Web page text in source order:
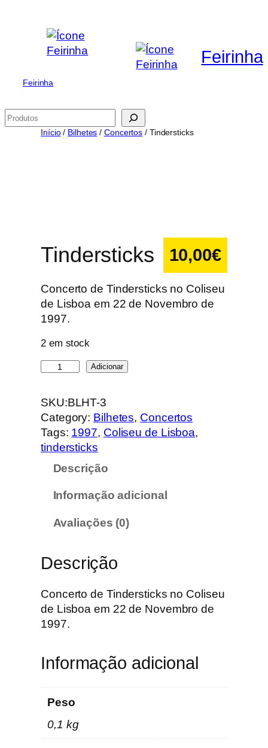
conteúdo
Feirinha
Feirinha
Pesquisar
Início/ Bilhetes /Concertos / Tindersticks
Tindersticks 10,00€
Concerto de Tindersticks no Coliseu
de Lisboa em 22 de Novembro de
1997.
2 em stock
a
n
t
i
d
e
r
i
Adicionar
SKU:BLHT-3
Category: Bilhetes, Concertos
Tags: 1997, Coliseu de Lisboa
tindersticks
Descrição
Informação adicional
Avaliações (0)
Descrição
Concerto de Tindersticks no Coliseu
de Lisboa em 22 de Novembro de
1997.
Informação adicional
Peso
0,1 kg